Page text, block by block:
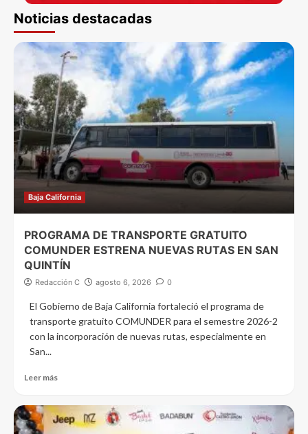
Noticias destacadas
Baja California
PROGRAMA DE TRANSPORTE GRATUITO
COMUNDER ESTRENA NUEVAS RUTAS EN SAN
QUINTÍN
Redacción C agosto 6, 2026 0
El Gobierno de Baja California fortaleció el programa de
transporte gratuito COMUNDER para el semestre 2026-2
con la incorporación de nuevas rutas, especialmente en
San...
Leer más